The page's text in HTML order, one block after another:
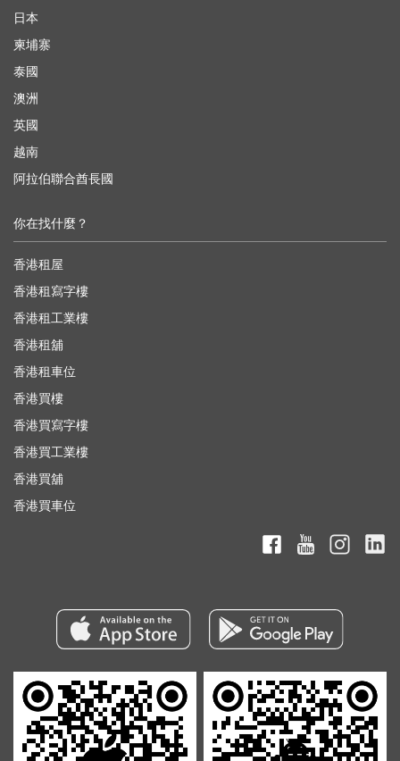
日本
柬埔寨
泰國
澳洲
英國
越南
阿拉伯聯合酋長國
你在找什麼？
香港租屋
香港租寫字樓
香港租工業樓
香港租舖
香港租車位
香港買樓
香港買寫字樓
香港買工業樓
香港買舖
香港買車位